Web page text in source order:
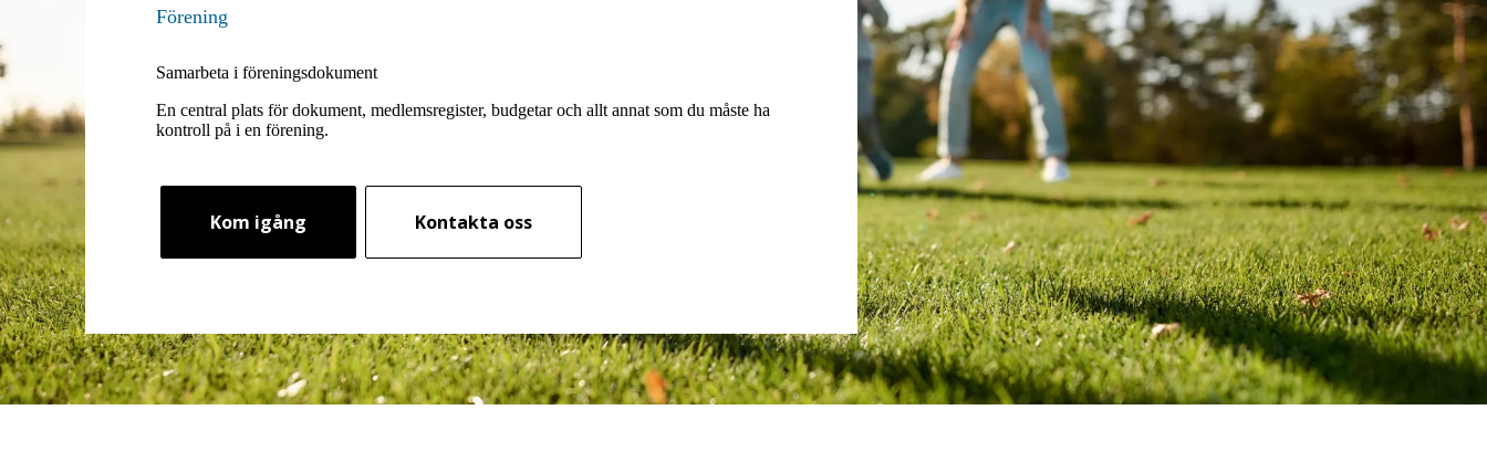
Förening
Samarbeta i föreningsdokument
En central plats för dokument, medlemsregister, budgetar och allt annat som du måste ha
kontroll på i en förening.
Kom igång Kontakta oss